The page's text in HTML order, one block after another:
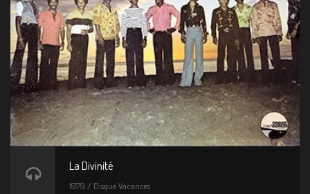
La Divinité
1979 / Disque Vacances